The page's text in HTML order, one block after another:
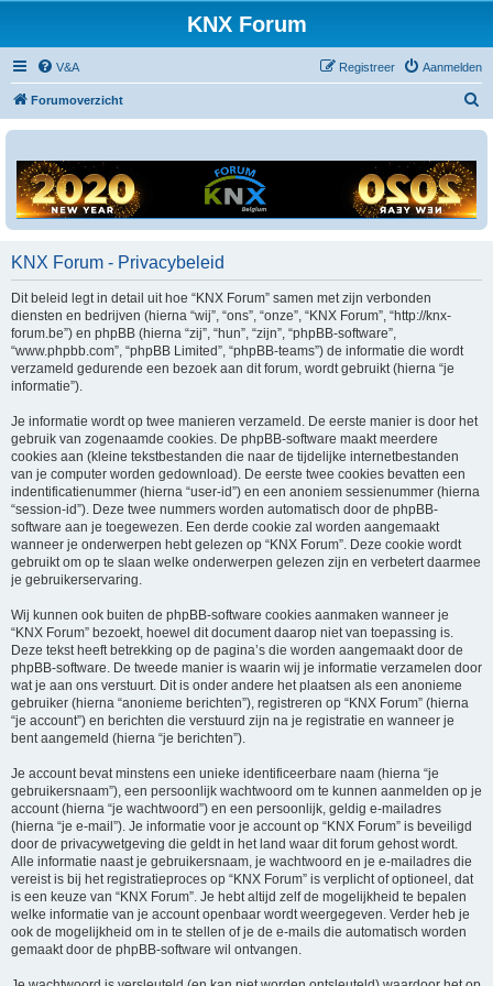
KNX Forum
V&A Aanmelden
Registreer
Forumoverzicht
KNX Forum - Privacybeleid
Dit beleid legt in detail uit hoe “KNX Forum” samen met zijn verbonden
diensten en bedrijven (hierna “wij”, “ons”, “onze”, “KNX Forum”, “http://knx-
forum.be”) en phpBB (hierna “zij”, “hun”, “zijn”, “phpBB-software”,
“www.phpbb.com”, “phpBB Limited”, “phpBB-teams”) de informatie die wordt
verzameld gedurende een bezoek aan dit forum, wordt gebruikt (hierna “je
informatie”).
Je informatie wordt op twee manieren verzameld. De eerste manier is door het
gebruik van zogenaamde cookies. De phpBB-software maakt meerdere
cookies aan (kleine tekstbestanden die naar de tijdelijke internetbestanden
van je computer worden gedownload). De eerste twee cookies bevatten een
indentificatienummer (hierna “user-id”) en een anoniem sessienummer (hierna
“session-id”). Deze twee nummers worden automatisch door de phpBB-
software aan je toegewezen. Een derde cookie zal worden aangemaakt
wanneer je onderwerpen hebt gelezen op “KNX Forum”. Deze cookie wordt
gebruikt om op te slaan welke onderwerpen gelezen zijn en verbetert daarmee
je gebruikerservaring.
Wij kunnen ook buiten de phpBB-software cookies aanmaken wanneer je
“KNX Forum” bezoekt, hoewel dit document daarop niet van toepassing is.
Deze tekst heeft betrekking op de pagina’s die worden aangemaakt door de
phpBB-software. De tweede manier is waarin wij je informatie verzamelen door
wat je aan ons verstuurt. Dit is onder andere het plaatsen als een anonieme
gebruiker (hierna “anonieme berichten”), registreren op “KNX Forum” (hierna
“je account”) en berichten die verstuurd zijn na je registratie en wanneer je
bent aangemeld (hierna “je berichten”).
Je account bevat minstens een unieke identificeerbare naam (hierna “je
gebruikersnaam”), een persoonlijk wachtwoord om te kunnen aanmelden op je
account (hierna “je wachtwoord”) en een persoonlijk, geldig e-mailadres
(hierna “je e-mail”). Je informatie voor je account op “KNX Forum” is beveiligd
door de privacywetgeving die geldt in het land waar dit forum gehost wordt.
Alle informatie naast je gebruikersnaam, je wachtwoord en je e-mailadres die
vereist is bij het registratieproces op “KNX Forum” is verplicht of optioneel, dat
is een keuze van “KNX Forum”. Je hebt altijd zelf de mogelijkheid te bepalen
welke informatie van je account openbaar wordt weergegeven. Verder heb je
ook de mogelijkheid om in te stellen of je de e-mails die automatisch worden
gemaakt door de phpBB-software wil ontvangen.